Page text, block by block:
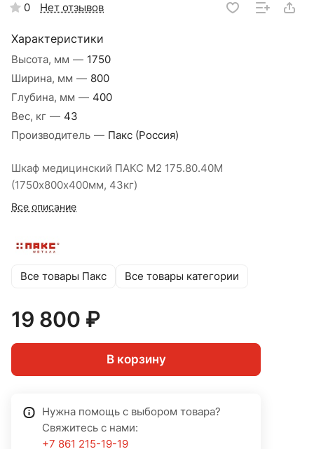
0 Нет отзывов
Характеристики
Высота, мм — 1750
Ширина, мм — 800
Глубина, мм — 400
Вес, кг — 43
Производитель — Пакс (Россия)
Шкаф медицинский ПАКС М2 175.80.40М
(1750х800х400мм, 43кг)
Все описание
Все товары Пакс Все товары категории
19 800 ₽
В корзину
Нужна помощь с выбором товара?
Свяжитесь с нами:
+7 861 215-19-19